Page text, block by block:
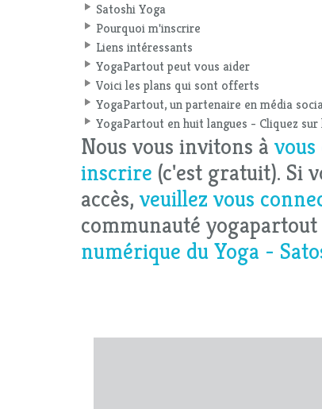
Satoshi Yoga
Pourquoi m'inscrire
Liens intéressants
YogaPartout peut vous aider
Voici les plans qui sont offerts
YogaPartout, un partenaire en média
YogaPartout en huit langues - Cliquez
Nous vous invitons à
inscrire (c'est gratuit). Si
accès, veuillez vous
communauté yogapartout
numérique du Yoga -